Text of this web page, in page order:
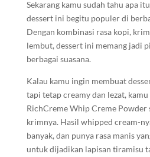
Sekarang kamu sudah tahu apa
dessert ini begitu populer di
Dengan kombinasi rasa kopi,
lembut, dessert ini memang jadi
berbagai suasana.
Kalau kamu ingin membuat
tapi tetap creamy dan lezat, kamu
RichCreme Whip Creme Powder
krimnya. Hasil whipped cream-
banyak, dan punya rasa manis
untuk dijadikan lapisan tiramisu